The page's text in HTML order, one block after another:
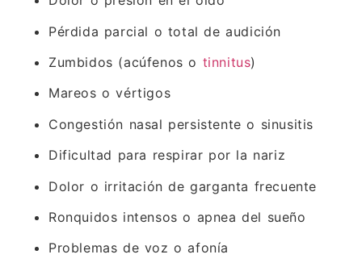
Pérdida parcial o total de audición
Zumbidos (acúfenos o tinnitus)
Mareos o vértigos
Congestión nasal persistente o sinusitis
Dificultad para respirar por la nariz
Dolor o irritación de garganta frecuente
Ronquidos intensos o apnea del sueño
Problemas de voz o afonía